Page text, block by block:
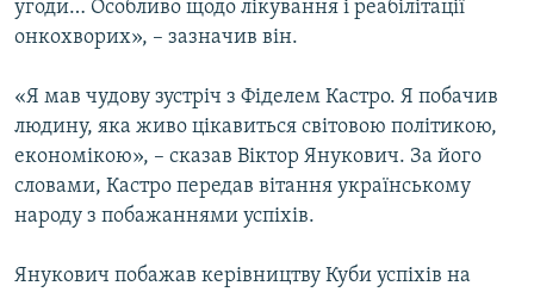
угоди… Особливо щодо лікування і реабілітації
онкохворих», – зазначив він.
«Я мав чудову зустріч з Фіделем Кастро. Я побачив
людину, яка живо цікавиться світовою політикою,
економікою», – сказав Віктор Янукович. За його
словами, Кастро передав вітання українському
народу з побажаннями успіхів.
Янукович побажав керівництву Куби успіхів на